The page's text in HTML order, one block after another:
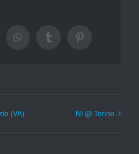
WhatsAppTumblrPinterest
(VA) NI @ Torino